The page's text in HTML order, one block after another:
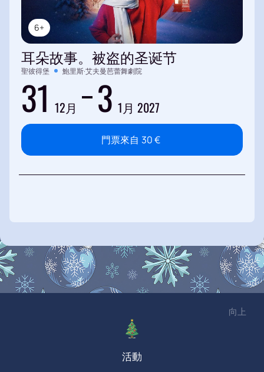
6+
耳朵故事。被盗的圣诞节
聖彼得堡 鮑里斯·艾夫曼芭蕾舞劇院
31 12月 3 1月 2027
門票來自 30€
向上
活動